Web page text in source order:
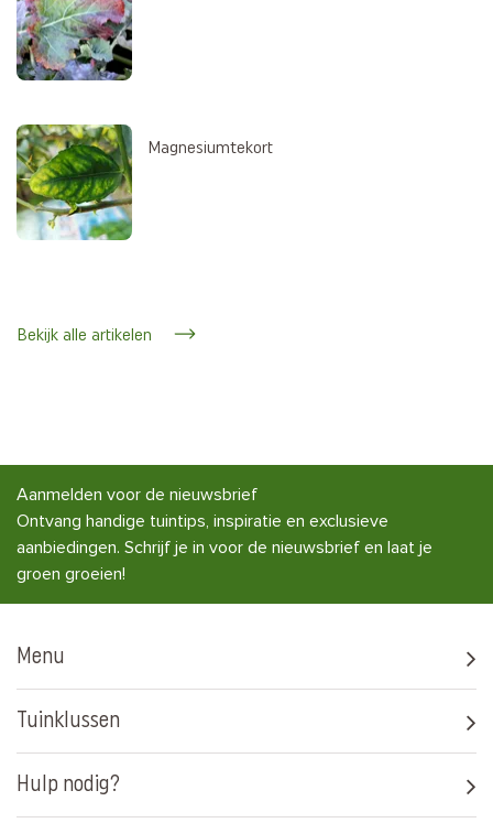
Magnesiumtekort
Bekijk alle artikelen
Aanmelden voor de nieuwsbrief
Ontvang handige tuintips, inspiratie en exclusieve
aanbiedingen. Schrijf je in voor de nieuwsbrief en laat je
groen groeien!
Menu
Tuinklussen
Hulp nodig?